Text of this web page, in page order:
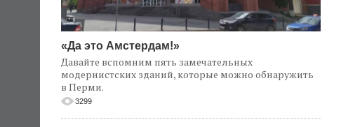
«Да это Амстердам!»
Давайте вспомним пять замечательных
модернистских зданий, которые можно обнаружить
в Перми.
3299